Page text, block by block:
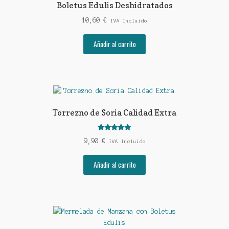
Boletus Edulis Deshidratados
10,60 € IVA Incluido
Añadir al carrito
Torrezno de Soria Calidad Extra
9,90 € IVA Incluido
Añadir al carrito